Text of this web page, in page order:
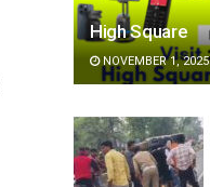
High Square
NOVEMBER 1, 2025